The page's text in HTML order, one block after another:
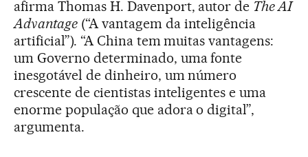
afirma Thomas H. Davenport, autor de The AI
Advantage(“A vantagem da inteligência
artificial”). “A China tem muitas vantagens:
um Governo determinado, uma fonte
inesgotável de dinheiro, um número
crescente de cientistas inteligentes e uma
enorme população que adora o digital”,
argumenta.